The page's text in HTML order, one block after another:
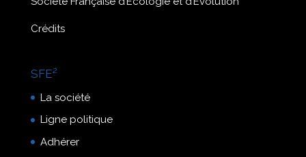
Crédits
SFE²
La société
Ligne politique
Adhérer